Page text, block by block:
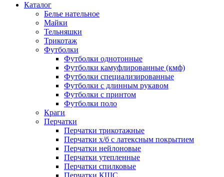
Каталог
Белье нательное
Майки
Тельняшки
Трикотаж
Футболки
Футболки однотонные
Футболки камуфлированные (кмф)
Футболки специализированные
Футболки с длинным рукавом
Футболки с принтом
Футболки поло
Краги
Перчатки
Перчатки трикотажные
Перчатки х/б с латексным покрытием
Перчатки нейлоновые
Перчатки утепленные
Перчатки спилковые